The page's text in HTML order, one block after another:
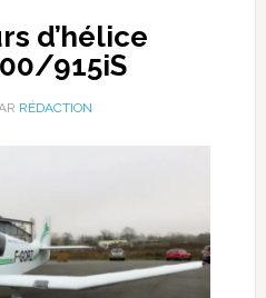
d’hélice
915iS
RÉDACTION